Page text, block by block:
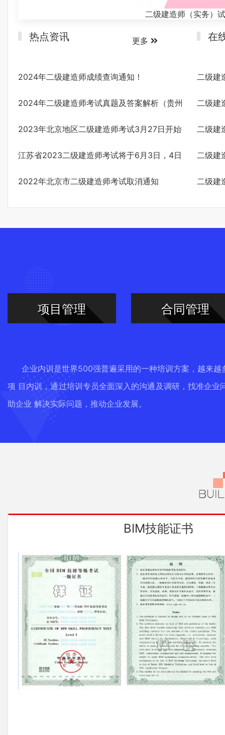
二级建造师（实务）
热点资讯 更多
2024年二级建造师成绩查询通知！
2024年二级建造师考试真题及答案解析（贵州）
2023年北京地区二级建造师考试3月27日开始报名！
江苏省2023二级建造师考试将于6月3日，4日进行。
2022年北京市二级建造师考试取消通知
在
二级建
二级建
二级建
二级建
二级建
项目管理 合同管理
企业内训是世界500强普遍采用的一种培训方案，越来
项 目内训，通过培训专员全面深入的沟通及调研，找准企
助企业 解决实际问题，推动企业发展。
BIM技能证书